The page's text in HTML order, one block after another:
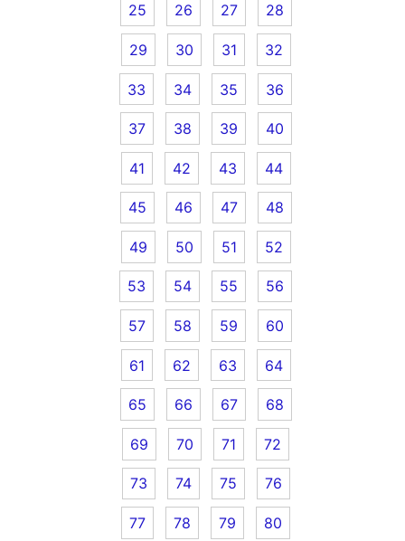
25 26 27 28
29 30 31 32
33 34 35 36
37 38 39 40
41 42 43 44
45 46 47 48
49 50 51 52
53 54 55 56
57 58 59 60
61 62 63 64
65 66 67 68
69 70 71 72
73 74 75 76
77 78 79 80